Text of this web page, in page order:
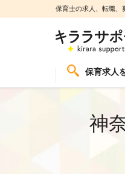
保育士の求人、転職、
保育求人
神